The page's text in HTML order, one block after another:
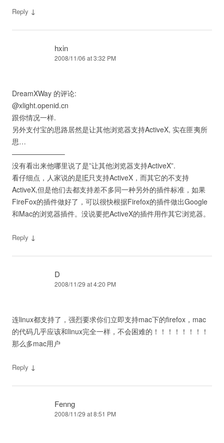
Reply ↓
hxin
2008/11/06 at 3:32 PM
DreamXWay 的评论:
@xlight.openid.cn
跟你情况一样.
另外支付宝的思路居然是让其他浏览器支持ActiveX, 实在匪夷所
思…
———————–
没有看出来他哪里说了是”让其他浏览器支持ActiveX”.
看仔细点，人家说的是IE只支持ActiveX，而其它的不支持
ActiveX,但是他们去都支持差不多同一种另外的插件标准，如果
FireFox的插件做好了，可以很快根据Firefox的插件做出Google
和Mac的浏览器插件。没说要把ActiveX的插件用作其它浏览器。
Reply ↓
D
2008/11/29 at 4:20 PM
连linux都支持了，强烈要求你们立即支持mac下的firefox，mac
的代码几乎应该和linux完全一样，不会困难的！！！！！！！！
那么多mac用户
Reply ↓
Fenng
2008/11/29 at 8:51 PM